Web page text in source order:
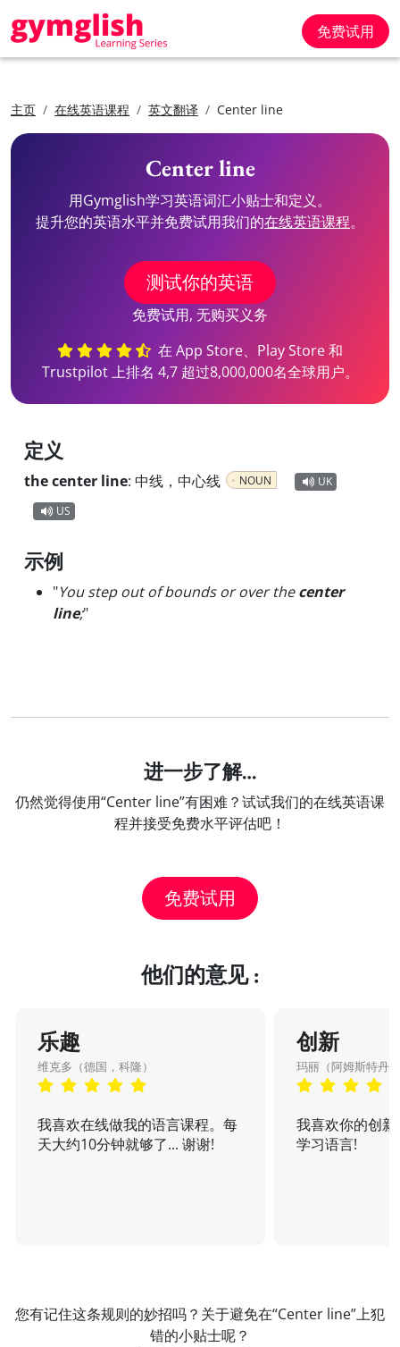
免费试用
主页 在线英语课程 英文翻译 Center line
Center line
用Gymglish学习英语词汇小贴士和定义。
提升您的英语水平并免费试用我们的在线英语课程。
测试你的英语
免费试用, 无购买义务
在 App Store、Play Store 和
Trustpilot 上排名 4,7 超过8,000,000名全球用户。
定义
the center line: 中线，中心线 NOUN
UK
US
示例
"You step out of bounds or over thecenter
line;"
进一步了解…
仍然觉得使用“Center line”有困难？试试我们的在线英语课
程并接受免费水平评估吧！
免费试用
他们的意见 :
乐趣
维克多（德国，科隆）
我喜欢在线做我的语言课程。每
天大约10分钟就够了... 谢谢!
创新
玛丽（阿姆斯特丹
我喜欢你的创
学习语言!
您有记住这条规则的妙招吗？关于避免在“Center line”上犯
错的小贴士呢？